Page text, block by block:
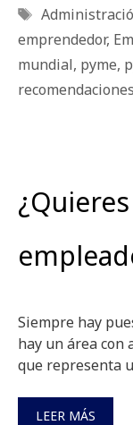
Etiquetas
emprendedor,
mundial, pyme,
recomendaciones
Siempre hay
hay un área con
que representa
LEER MÁS